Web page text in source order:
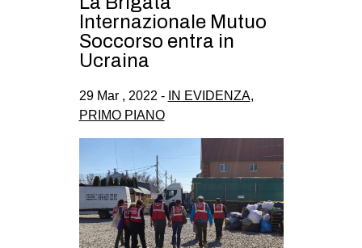
Internazionale Mutuo
Soccorso entra in
Ucraina
29 Mar , 2022 - IN EVIDENZA,
PRIMO PIANO